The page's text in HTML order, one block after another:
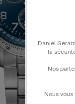
Daniel
la
Nos
Nous